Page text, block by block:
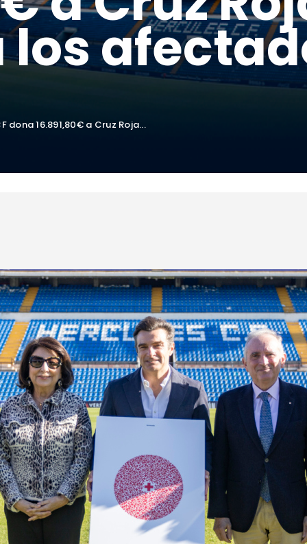
dona 16.891,80€ a Cruz Roja...